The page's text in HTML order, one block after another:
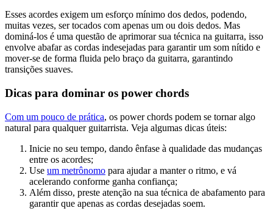
Esses acordes exigem um esforço mínimo dos dedos, podendo,
muitas vezes, ser tocados com apenas um ou dois dedos. Mas
dominá-los é uma questão de aprimorar sua técnica na guitarra, isso
envolve abafar as cordas indesejadas para garantir um som nítido e
mover-se de forma fluida pelo braço da guitarra, garantindo
transições suaves.
Dicas para dominar os power chords
Com um pouco de prática, os power chords podem se tornar algo
natural para qualquer guitarrista. Veja algumas dicas úteis:
Inicie no seu tempo, dando ênfase à qualidade das mudanças
entre os acordes;
Use um metrônomo para ajudar a manter o ritmo, e vá
acelerando conforme ganha confiança;
Além disso, preste atenção na sua técnica de abafamento para
garantir que apenas as cordas desejadas soem.